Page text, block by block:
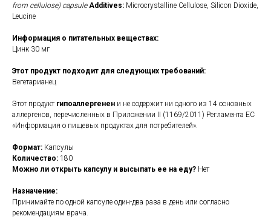
from cellulose) capsuleAdditives: Microcrystalline Cellulose, Silicon Dioxide,
Leucine
Информация о питательных веществах:
Цинк 30 мг
Этот продукт подходит для следующих требований:
Вегетарианец
Этот продукт гипоаллергенен и не содержит ни одного из 14 основных
аллергенов, перечисленных в Приложении II (1169/2011) Регламента ЕС
«Информация о пищевых продуктах для потребителей».
Формат: Капсулы
Количество: 180
Можно ли открыть капсулу и высыпать ее на еду? Нет
Назначение:
Принимайте по одной капсуле один-два раза в день или согласно
рекомендациям врача.